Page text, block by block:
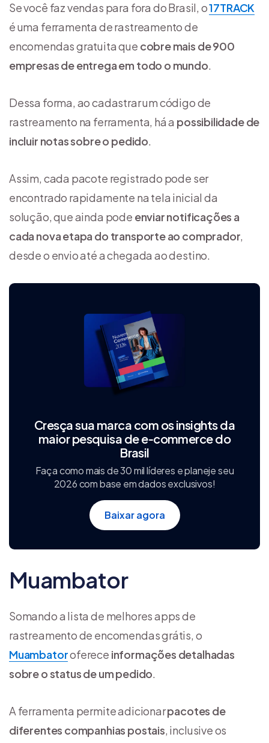
Se você faz vendas para fora do Brasil, o17TRACK
é uma ferramenta de rastreamento de
encomendas gratuita que cobre mais de 900
empresas de entrega em todo o mundo.
Dessa forma, ao cadastrar um código de
rastreamento na ferramenta, há a possibilidade de
incluir notas sobre o pedido.
Assim, cada pacote registrado pode ser
encontrado rapidamente na tela inicial da
solução, que ainda pode enviar notificações a
cada nova etapa do transporte ao comprador,
desde o envio até a chegada ao destino.
Cresça sua marca com os insights da
maior pesquisa de e‑commerce do
Brasil
Faça como mais de 30 mil líderes e planeje seu
2026 com base em dados exclusivos!
Baixar agora
Muambator
Somando a lista de melhores apps de
rastreamento de encomendas grátis, o
Muambatoroferece informações detalhadas
sobre o status de um pedido.
A ferramenta permite adicionarpacotes de
diferentes companhias postais, inclusive os